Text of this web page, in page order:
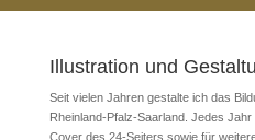
Illustration und
Seit vielen Jahren gestalte ich das
Rheinland-Pfalz-Saarland. Jedes
Cover des 24-Seiters sowie für